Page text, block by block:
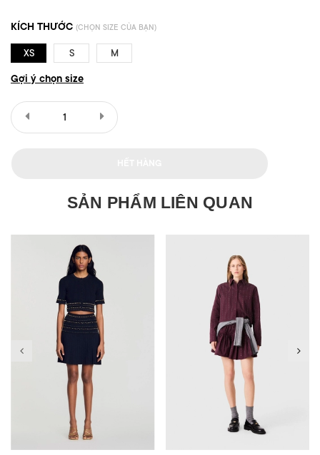
KÍCH THƯỚC (CHỌN SIZE CỦA BẠN)
XS S M
Gợi ý chọn size
SẢN PHẨM LIÊN QUAN